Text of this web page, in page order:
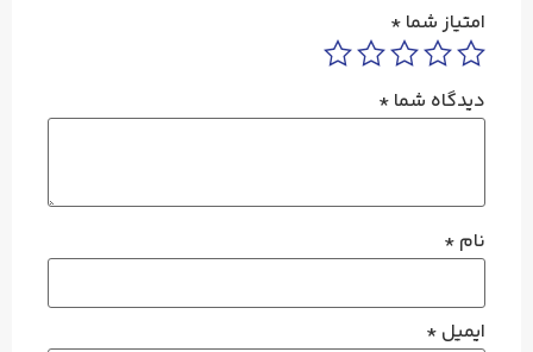
امتیاز شما *
دیدگاه شما *
نام *
ایمیل *